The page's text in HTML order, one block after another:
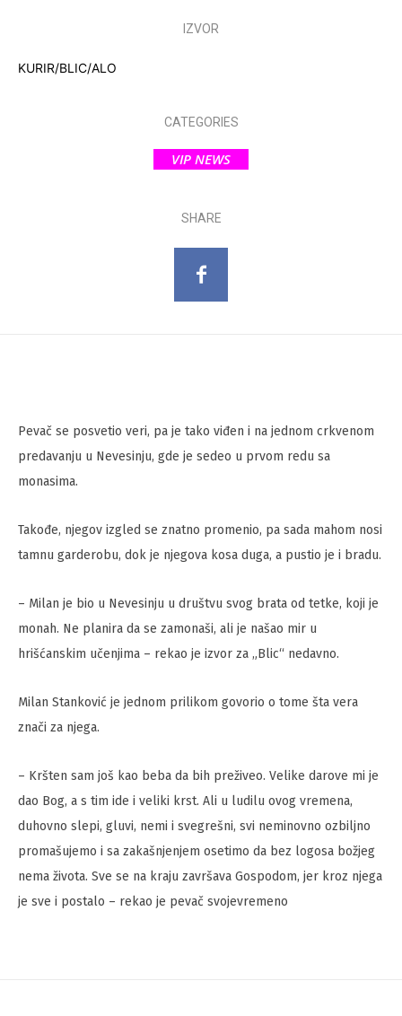
IZVOR
KURIR/BLIC/ALO
CATEGORIES
VIP NEWS
SHARE
Pevač se posvetio veri, pa je tako viđen i na jednom crkvenom
predavanju u Nevesinju, gde je sedeo u prvom redu sa
monasima.
Takođe, njegov izgled se znatno promenio, pa sada mahom nosi
tamnu garderobu, dok je njegova kosa duga, a pustio je i bradu.
– Milan je bio u Nevesinju u društvu svog brata od tetke, koji je
monah. Ne planira da se zamonaši, ali je našao mir u
hrišćanskim učenjima – rekao je izvor za „Blic“ nedavno.
Milan Stanković je jednom prilikom govorio o tome šta vera
znači za njega.
– Kršten sam još kao beba da bih preživeo. Velike darove mi je
dao Bog, a s tim ide i veliki krst. Ali u ludilu ovog vremena,
duhovno slepi, gluvi, nemi i svegrešni, svi neminovno ozbiljno
promašujemo i sa zakašnjenjem osetimo da bez logosa božjeg
nema života. Sve se na kraju završava Gospodom, jer kroz njega
je sve i postalo – rekao je pevač svojevremeno